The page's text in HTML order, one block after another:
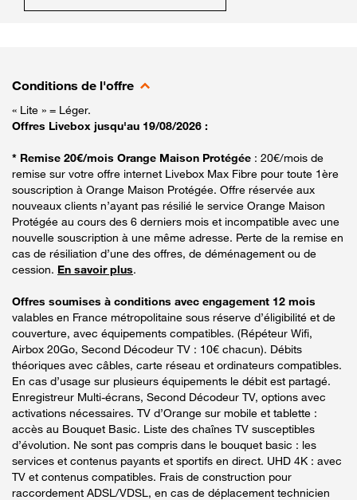
Conditions de l'offre
« Lite » = Léger.
Offres Livebox jusqu'au 19/08/2026 :
* Remise 20€/mois Orange Maison Protégée : 20€/mois de
remise sur votre offre internet Livebox Max Fibre pour toute 1ère
souscription à Orange Maison Protégée. Offre réservée aux
nouveaux clients n’ayant pas résilié le service Orange Maison
Protégée au cours des 6 derniers mois et incompatible avec une
nouvelle souscription à une même adresse. Perte de la remise en
cas de résiliation d’une des offres, de déménagement ou de
cession. En savoir plus.
Offres soumises à conditions avec engagement 12 mois
valables en France métropolitaine sous réserve d’éligibilité et de
couverture, avec équipements compatibles. (Répéteur Wifi,
Airbox 20Go, Second Décodeur TV : 10€ chacun). Débits
théoriques avec câbles, carte réseau et ordinateurs compatibles.
En cas d’usage sur plusieurs équipements le débit est partagé.
Enregistreur Multi-écrans, Second Décodeur TV, options avec
activations nécessaires. TV d’Orange sur mobile et tablette :
accès au Bouquet Basic. Liste des chaînes TV susceptibles
d’évolution. Ne sont pas compris dans le bouquet basic : les
services et contenus payants et sportifs en direct. UHD 4K : avec
TV et contenus compatibles. Frais de construction pour
raccordement ADSL/VDSL, en cas de déplacement technicien